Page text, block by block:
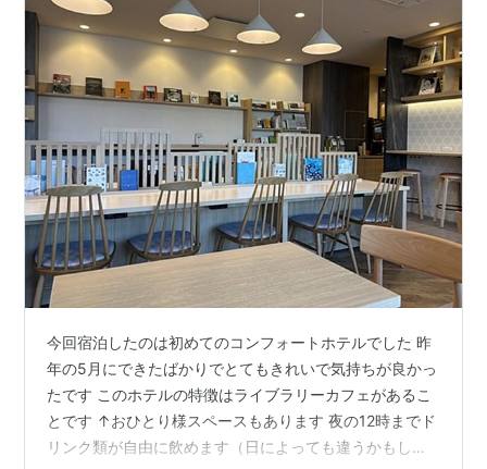
今回宿泊したのは初めてのコンフォートホテルでした 昨
年の5月にできたばかりでとてもきれいで気持ちが良かっ
たです このホテルの特徴はライブラリーカフェがあるこ
とです ↑おひとり様スペースもあります 夜の12時までド
リンク類が自由に飲めます（日によっても違うかもしれ